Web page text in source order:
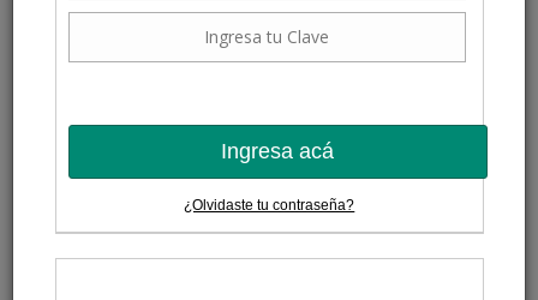
Ingresa acá
¿Olvidaste tu contraseña?